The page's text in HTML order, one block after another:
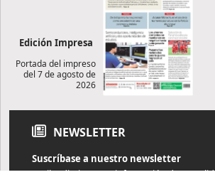
Edición Impresa
Portada del impreso
del 7 de agosto de
2026
NEWSLETTER
Suscríbase a nuestro newsletter
Reciba diariamente información de